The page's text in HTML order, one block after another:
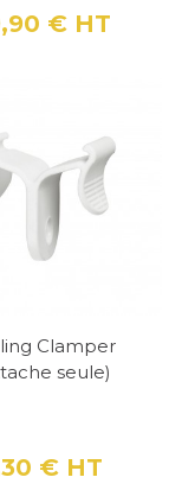
Prix
€ HT
Clamper
seule)
Prix
€ HT